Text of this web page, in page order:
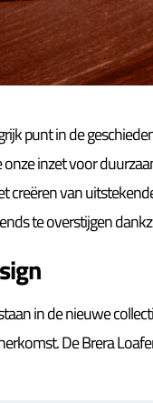
punt in de
inzet voor
creëren van
te overstijgen
in de nieuwe
De Brera